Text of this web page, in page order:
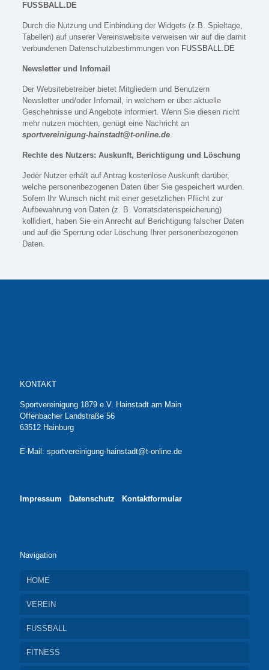
FUSSBALL.DE
Durch die Nutzung und Einbindung der Widgets (z.B. Spieltage,
Tabellen) auf unserer Vereinswebsite verweisen wir auf die damit
verbundenen Datenschutzbestimmungen von FUSSBALL.DE
Newsletter und Infomail
Der Websitebetreiber bietet Mitgliedern und Benutzern
Newsletter und/oder Infomail, in welchem er über aktuelle
Geschehnisse und Angebote informiert. Wenn Sie diesen nicht
mehr nutzen möchten, genügt eine Nachricht an
sportvereinigung-hainstadt@t-online.de.
Rechte des Nutzers: Auskunft, Berichtigung und Löschung
Jeder Nutzer erhält auf Antrag kostenlose Auskunft darüber,
welche personenbezogenen Daten über Sie gespeichert wurden.
Sofern Ihr Wunsch nicht mit einer gesetzlichen Pflicht zur
Aufbewahrung von Daten (z. B. Vorratsdatenspeicherung)
kollidiert, haben Sie ein Anrecht auf Berichtigung falscher Daten
und auf die Sperrung oder Löschung Ihrer personenbezogenen
Daten.
KONTAKT
Sportvereinigung 1879 e.V. Hainstadt am Main
Offenbacher Landstraße 56
63512 Hainburg
E-Mail: sportvereinigung-hainstadt@t-online.de
Impressum Datenschutz Kontaktformular
Navigation
HOME
VEREIN
INFO UND MITGLIEDSCHAFT
SPORTHALLE
FUSSBALL
Jugendfussball
FITNESS